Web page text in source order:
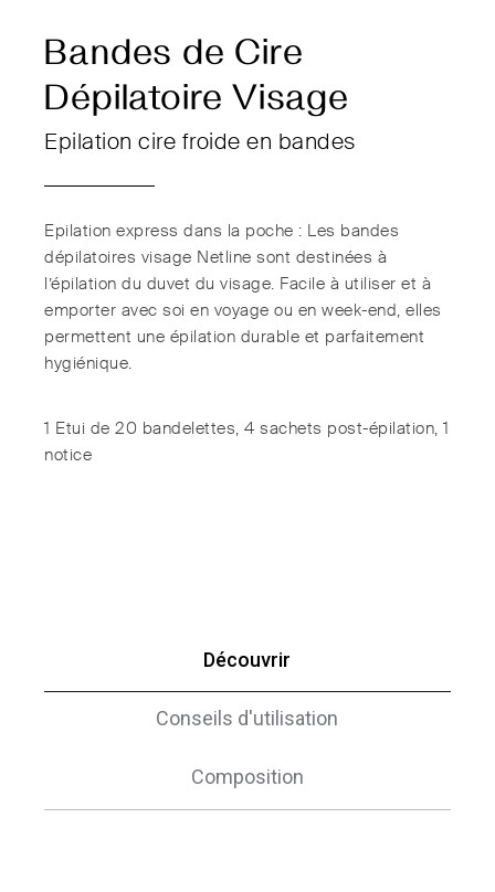
Bandes de Cire
Dépilatoire Visage
Epilation cire froide en bandes
Epilation express dans la poche : Les bandes
dépilatoires visage Netline sont destinées à
l’épilation du duvet du visage. Facile à utiliser et à
emporter avec soi en voyage ou en week-end, elles
permettent une épilation durable et parfaitement
hygiénique.
1 Etui de 20 bandelettes, 4 sachets post-épilation, 1
notice
Découvrir
Conseils d'utilisation
Composition